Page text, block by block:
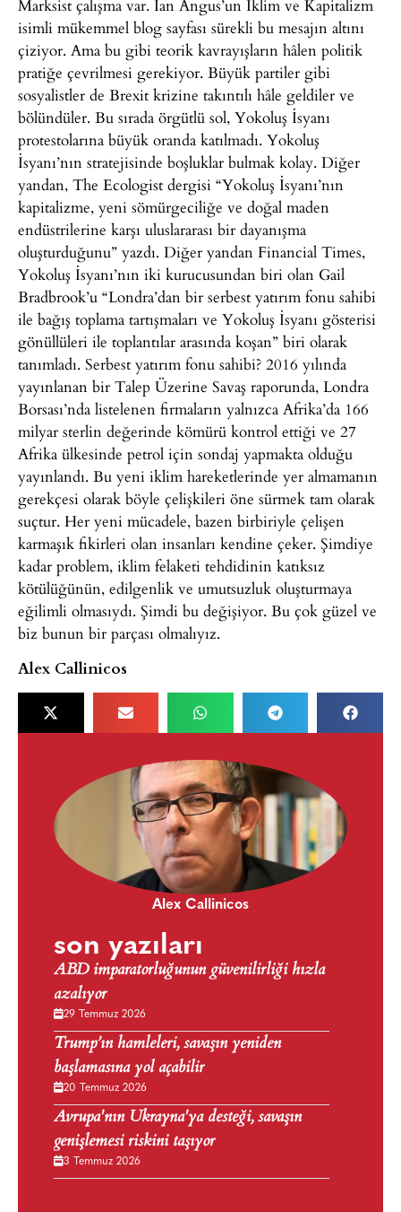
Marksist çalışma var. Ian Angus’un İklim ve Kapitalizm
isimli mükemmel blog sayfası sürekli bu mesajın altını
çiziyor. Ama bu gibi teorik kavrayışların hâlen politik
pratiğe çevrilmesi gerekiyor. Büyük partiler gibi
sosyalistler de Brexit krizine takıntılı hâle geldiler ve
bölündüler. Bu sırada örgütlü sol, Yokoluş İsyanı
protestolarına büyük oranda katılmadı. Yokoluş
İsyanı’nın stratejisinde boşluklar bulmak kolay. Diğer
yandan, The Ecologist dergisi “Yokoluş İsyanı’nın
kapitalizme, yeni sömürgeciliğe ve doğal maden
endüstrilerine karşı uluslararası bir dayanışma
oluşturduğunu” yazdı. Diğer yandan Financial Times,
Yokoluş İsyanı’nın iki kurucusundan biri olan Gail
Bradbrook’u “Londra’dan bir serbest yatırım fonu sahibi
ile bağış toplama tartışmaları ve Yokoluş İsyanı gösterisi
gönüllüleri ile toplantılar arasında koşan” biri olarak
tanımladı. Serbest yatırım fonu sahibi? 2016 yılında
yayınlanan bir Talep Üzerine Savaş raporunda, Londra
Borsası’nda listelenen firmaların yalnızca Afrika’da 166
milyar sterlin değerinde kömürü kontrol ettiği ve 27
Afrika ülkesinde petrol için sondaj yapmakta olduğu
yayınlandı. Bu yeni iklim hareketlerinde yer almamanın
gerekçesi olarak böyle çelişkileri öne sürmek tam olarak
suçtur. Her yeni mücadele, bazen birbiriyle çelişen
karmaşık fikirleri olan insanları kendine çeker. Şimdiye
kadar problem, iklim felaketi tehdidinin katıksız
kötülüğünün, edilgenlik ve umutsuzluk oluşturmaya
eğilimli olmasıydı. Şimdi bu değişiyor. Bu çok güzel ve
biz bunun bir parçası olmalıyız.
Alex Callinicos
Alex Callinicos
son yazıları
ABD imparatorluğunun güvenilirliği hızla
azalıyor
29 Temmuz 2026
Trump’ın hamleleri, savaşın yeniden
başlamasına yol açabilir
20 Temmuz 2026
Avrupa'nın Ukrayna'ya desteği, savaşın
genişlemesi riskini taşıyor
3 Temmuz 2026